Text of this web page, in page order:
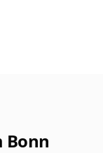
Bonn